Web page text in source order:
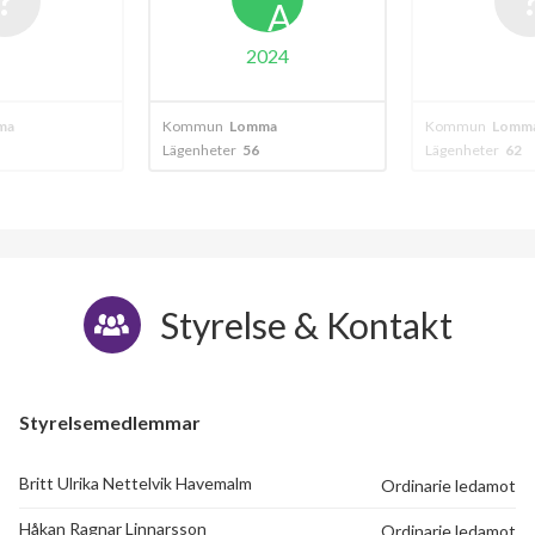
Kommun Lomma
Lägenheter 62
Kommun
Lägenheter 18
Styrelse & Kontakt
Styrelsemedlemmar
Britt Ulrika Nettelvik Havemalm Ordinarie ledamot
Håkan Ragnar Linnarsson